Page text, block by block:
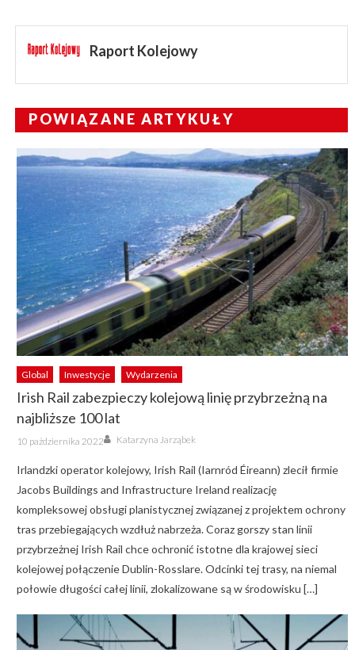
Raport Kolejowy
POWIĄZANE ARTYKUŁY
Global Inwestycje Wydarzenia
Irish Rail zabezpieczy kolejową linię przybrzeżną na
najbliższe 100 lat
Posted
on
10 października 2022 Author
Katarzyna Jarząbek
Irlandzki operator kolejowy, Irish Rail (Iarnród Éireann) zlecił firmie
Jacobs Buildings and Infrastructure Ireland realizację
kompleksowej obsługi planistycznej związanej z projektem ochrony
tras przebiegających wzdłuż nabrzeża. Coraz gorszy stan linii
przybrzeżnej Irish Rail chce ochronić istotne dla krajowej sieci
kolejowej połączenie Dublin-Rosslare. Odcinki tej trasy, na niemal
połowie długości całej linii, zlokalizowane są w środowisku […]